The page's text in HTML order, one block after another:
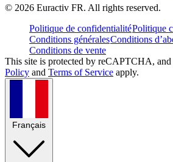
© 2026 Euractiv FR. All rights reserved.
Politique de confidentialitéPolitique
Conditions généralesConditions
Conditions de vente
This site is protected by reCAPTCHA,
Policy and Terms of Service apply.
Français